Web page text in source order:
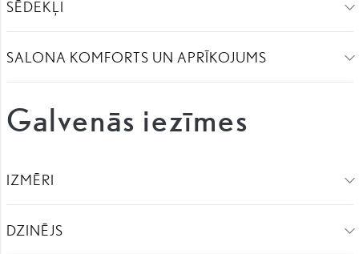
SĒDEKĻI
SALONA KOMFORTS UN APRĪKOJUMS
Galvenās iezīmes
IZMĒRI
DZINĒJS